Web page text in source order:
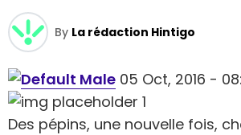
By La rédaction Hintigo
05 Oct, 2016 -
Des pépins, une nouvelle fois,